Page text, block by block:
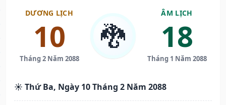
DƯƠNG LỊCH
10
Tháng 2 Năm 2088
🐉
ÂM LỊCH
18
Tháng 1 Năm 2088
☀️ Thứ Ba, Ngày 10 Tháng 2 Năm 2088